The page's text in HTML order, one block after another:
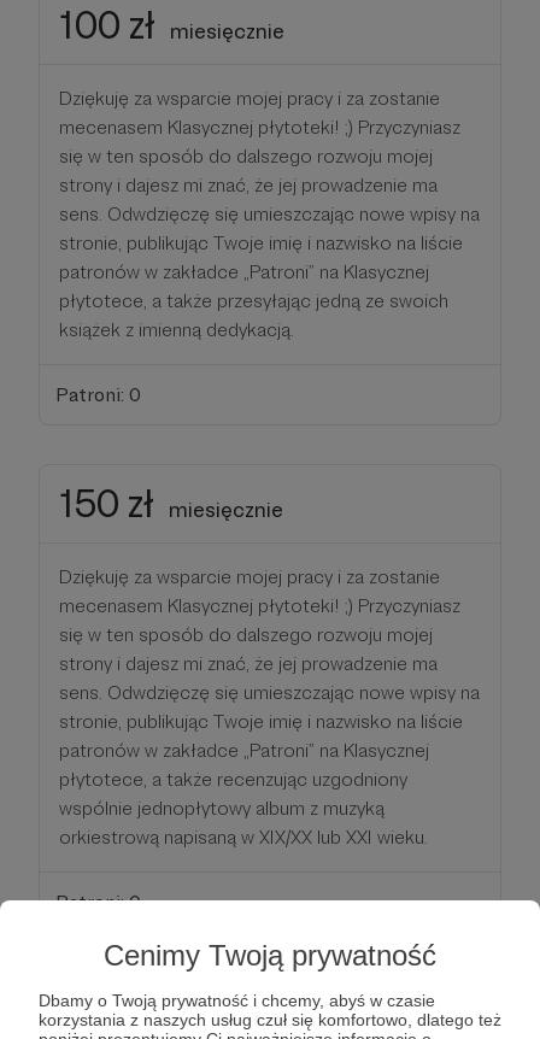
Cenimy Twoją prywatność
Dbamy o Twoją prywatność i chcemy, abyś w czasie
korzystania z naszych usług czuł się komfortowo, dlatego też
100 zł miesięcznie
Dziękuję za wsparcie mojej pracy i za zostanie
mecenasem Klasycznej płytoteki! ;) Przyczyniasz
się w ten sposób do dalszego rozwoju mojej
strony i dajesz mi znać, że jej prowadzenie ma
sens. Odwdzięczę się umieszczając nowe wpisy na
stronie, publikując Twoje imię i nazwisko na liście
patronów w zakładce „Patroni” na Klasycznej
płytotece, a także przesyłając jedną ze swoich
książek z imienną dedykacją.
Patroni: 0
150 zł miesięcznie
Dziękuję za wsparcie mojej pracy i za zostanie
mecenasem Klasycznej płytoteki! ;) Przyczyniasz
się w ten sposób do dalszego rozwoju mojej
strony i dajesz mi znać, że jej prowadzenie ma
sens. Odwdzięczę się umieszczając nowe wpisy na
stronie, publikując Twoje imię i nazwisko na liście
patronów w zakładce „Patroni” na Klasycznej
płytotece, a także recenzując uzgodniony
wspólnie jednopłytowy album z muzyką
orkiestrową napisaną w XIX/XX lub XXI wieku.
Patroni: 0
200 zł miesięcznie